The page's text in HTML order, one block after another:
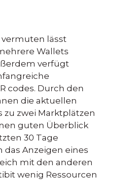
lässt
Wallets
verfügt
codes. Durch den
die aktuellen
zu zwei Marktplätzen
guten Überblick
30 Tage
Anzeigen eines
mit den anderen
wenig Ressourcen